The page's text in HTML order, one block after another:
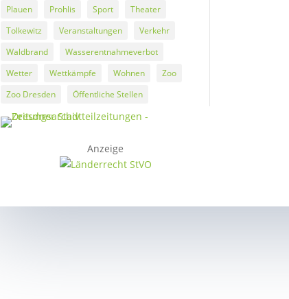
Plauen
Prohlis Sport
Theater
Tolkewitz
Veranstaltungen
Verkehr
Waldbrand
Wasserentnahmeverbot
Wetter
Wettkämpfe Wohnen
Zoo
Zoo Dresden
Öffentliche Stellen
Anzeige